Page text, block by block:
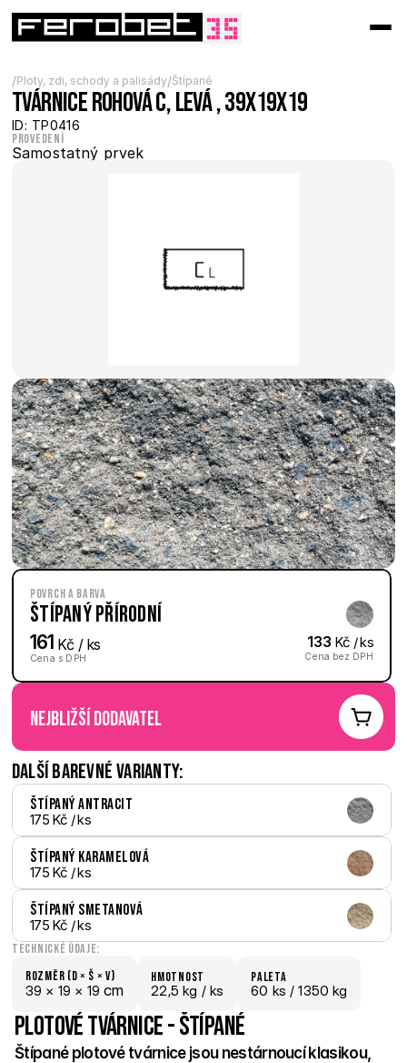
/Ploty, zdi, schody a palisády/Štípané
Tvárnice rohová C, levá , 39x19x19
ID: TP0416
Provedení
Samostatný prvek
Povrch a barva
Štípaný Přírodní
161 Kč / ks
Cena s DPH
133 Kč / ks
Cena bez DPH
nejbližší dodavatel
Další barevné varianty:
Štípaný Antracit
175 Kč / ks
Štípaný Karamelová
175 Kč / ks
Štípaný Smetanová
175 Kč / ks
Technické údaje:
Rozměr (D × š × V)
39 × 19 × 19 cm
hmotnost
22,5 kg / ks
paletA
60 ks / 1350 kg
Plotové tvárnice - Štípané
Štípané plotové tvárnice jsou nestárnoucí klasikou,